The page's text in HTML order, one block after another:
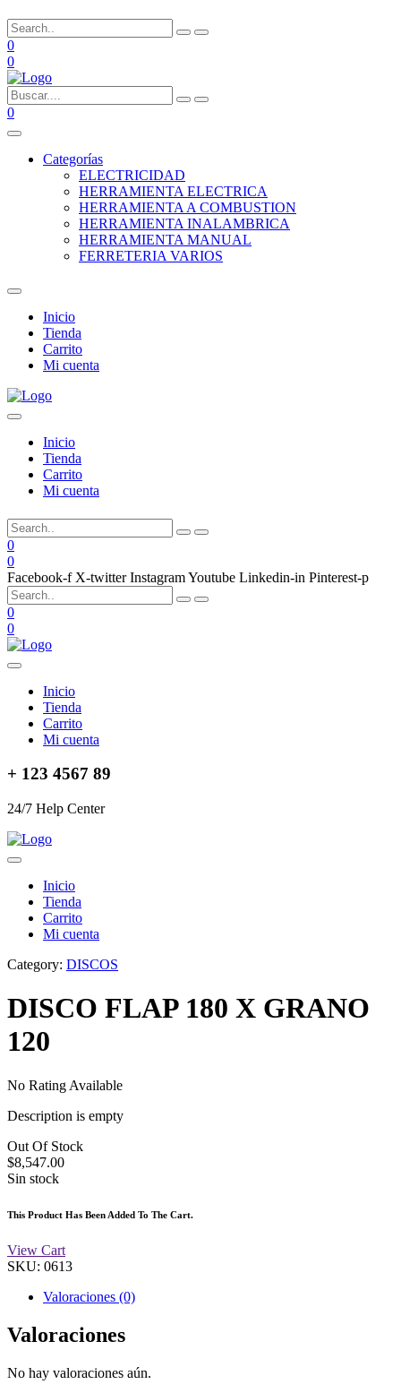
0
0
0
Categorías
ELECTRICIDAD
HERRAMIENTA ELECTRICA
HERRAMIENTA A COMBUSTION
HERRAMIENTA INALAMBRICA
HERRAMIENTA MANUAL
FERRETERIA VARIOS
Inicio
Tienda
Carrito
Mi cuenta
Inicio
Tienda
Carrito
Mi cuenta
0
0
Facebook-f X-twitter InstagramYoutube Linkedin-in Pinterest-p
0
0
Inicio
Tienda
Carrito
Mi cuenta
+ 123 4567 89
24/7 Help Center
Inicio
Tienda
Carrito
Mi cuenta
Category: DISCOS
DISCO FLAP 180 X GRANO
120
No Rating Available
Description is empty
Out Of Stock
$8,547.00
Sin stock
This Product Has Been Added To The Cart.
View Cart
SKU: 0613
Valoraciones (0)
Valoraciones
No hay valoraciones aún.